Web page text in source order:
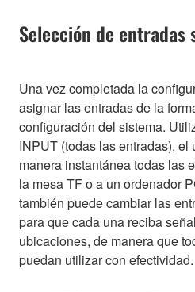
Selección de
Una vez completada la
asignar las entradas de la
configuración del sistema.
INPUT (todas las entradas),
manera instantánea todas las
la mesa TF o a un ordenador
también puede cambiar las
para que cada una reciba
ubicaciones, de manera que
puedan utilizar con efectividad.